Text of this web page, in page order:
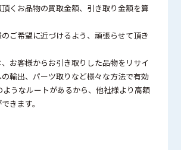
くお品物の買取金額、引き取り金額を算
ご希望に近づけるよう、頑張らせて頂き
お客様からお引き取りした品物をリサイ
輸出、パーツ取りなど様々な方法で有効
ようなルートがあるから、他社様より高額
きます。